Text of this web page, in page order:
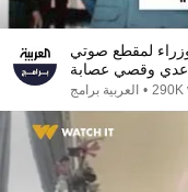
لمقطع صوتي
عدي وقصي عصابة
العربية برامج • 290K